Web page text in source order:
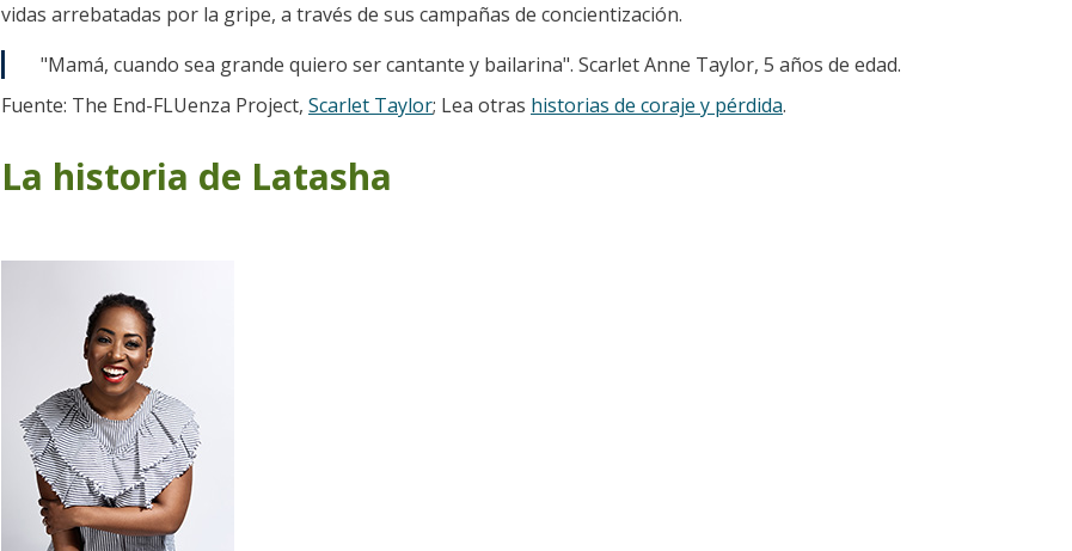
vidas arrebatadas por la gripe, a través de sus campañas de concientización.
"Mamá, cuando sea grande quiero ser cantante y bailarina". Scarlet Anne Taylor, 5 años de edad.
Fuente: The End-FLUenza Project, Scarlet Taylor; Lea otras historias de coraje y pérdida.
La historia de Latasha